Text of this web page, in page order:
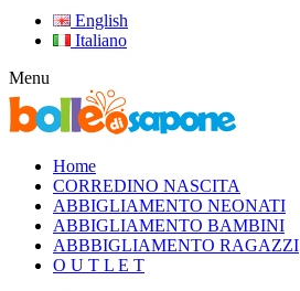
English
Italiano
Menu
Home
CORREDINO NASCITA
ABBIGLIAMENTO NEONATI
ABBIGLIAMENTO BAMBINI
ABBBIGLIAMENTO RAGAZZI
O U T L E T